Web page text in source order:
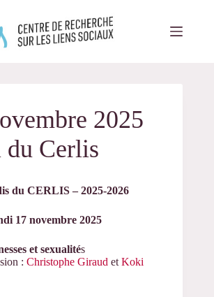
2025
Cerlis
du CERLIS – 2025-2026
17 novembre 2025
et sexualités
: Christophe Giraud et Koki